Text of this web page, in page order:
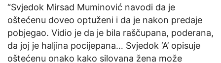
“Svjedok Mirsad Muminović navodi da je
oštećenu doveo optuženi i da je nakon predaje
pobjegao. Vidio je da je bila raščupana, poderana,
da joj je haljina pocijepana… Svjedok ‘A’ opisuje
oštećenu onako kako silovana žena može